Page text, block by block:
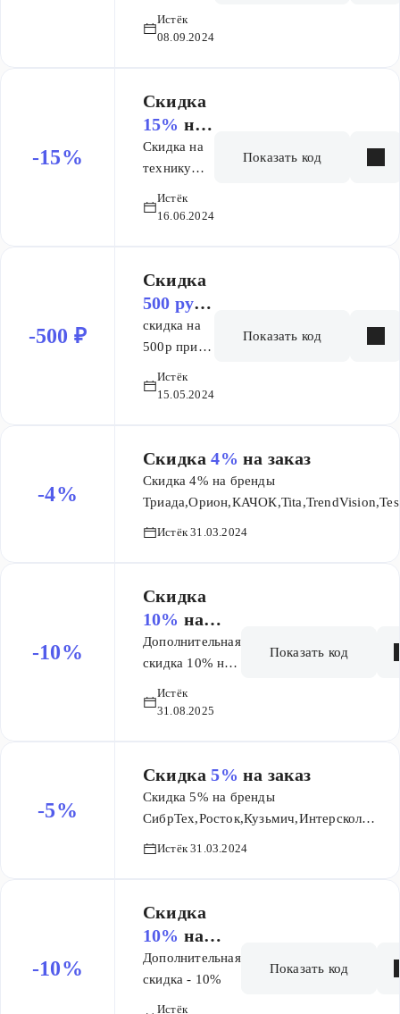
на технику
Истёк
08.09.2024
-15%
Скидка
15% на
заказ
Скидка на
технику
Истёк
16.06.2024
Показать код
-500 ₽
Скидка
500 руб.
на заказ
скидка на
500р при
10000р
Истёк
15.05.2024
Показать код
-4%
Скидка 4% на заказ
Скидка 4% на бренды
FILTER,Elitech,Buro Borofone,AdvoCam
Истёк 31.03.2024
-10%
Скидка
10% на
заказ
Дополнительная
скидка 10% на
Распродажи по
Истёк
31.08.2025
Показать код
-5%
Скидка 5% на заказ
Скидка 5% на бренды
СибрТех,Росток,Кузьмич,Интерскол
Истёк 31.03.2024
-10%
Скидка
10% на
заказ
Дополнительная
скидка - 10%
Истёк
Показать код